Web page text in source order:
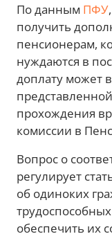
По данным ПФУ
получить
пенсионерам,
нуждаются в
доплату может
прохождения
комиссии в
Вопрос о
регулирует
об одиноких
обеспечить их